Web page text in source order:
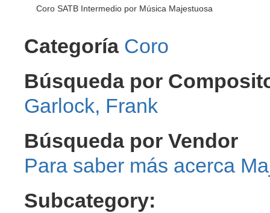
Coro SATB Intermedio por Música Majestuosa
Categoría Coro
Búsqueda por
Garlock, Frank
Búsqueda por Vendor
Subcategory: